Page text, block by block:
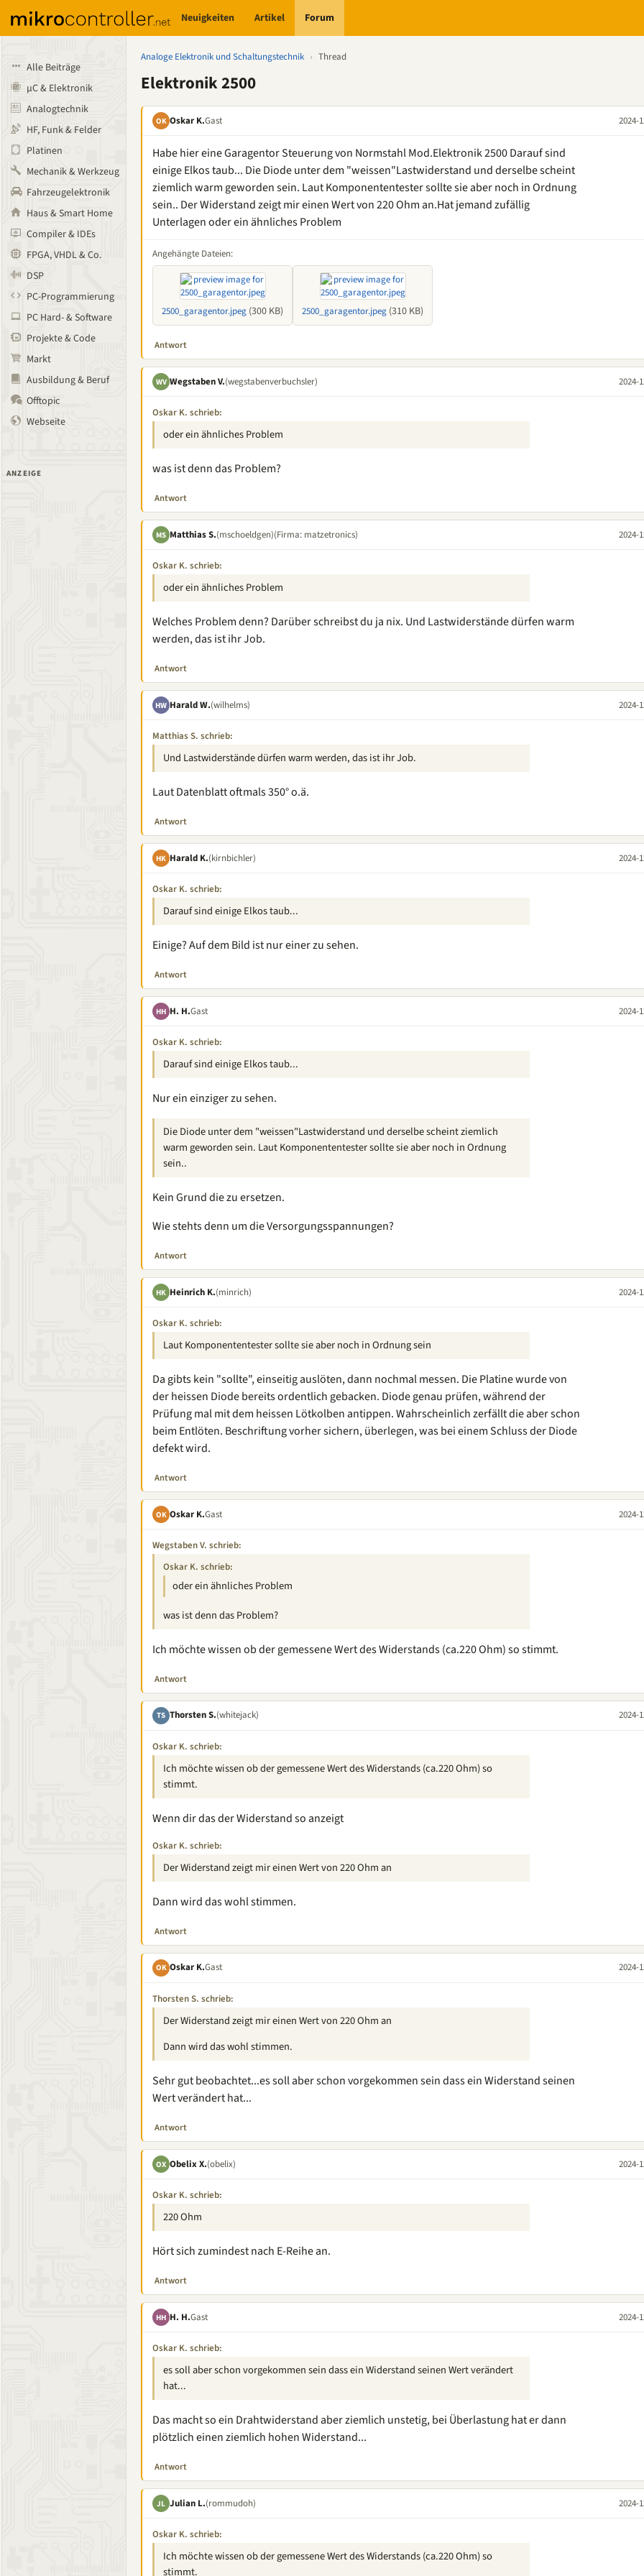
Neuigkeiten Artikel Forum
Alle Beiträge
µC & Elektronik
Analogtechnik
HF, Funk & Felder
Platinen
Mechanik & Werkzeug
Fahrzeugelektronik
Haus & Smart Home
Compiler & IDEs
FPGA, VHDL & Co.
DSP
PC-Programmierung
PC Hard- & Software
Projekte & Code
Markt
Ausbildung & Beruf
Offtopic
Webseite
ANZEIGE
Analoge Elektronik und Schaltungstechnik › Thread
Elektronik 2500
OK Oskar K.Gast 2024-
Habe hier eine Garagentor Steuerung von Normstahl Mod.Elektronik 2500 Darauf sind
einige Elkos taub... Die Diode unter dem "weissen"Lastwiderstand und derselbe scheint
ziemlich warm geworden sein. Laut Komponententester sollte sie aber noch in Ordnung
sein.. Der Widerstand zeigt mir einen Wert von 220 Ohm an.Hat jemand zufällig
Unterlagen oder ein ähnliches Problem
Angehängte Dateien:
2500_garagentor.jpeg (300 KB) 2500_garagentor.jpeg (310 KB)
Antwort
WV Wegstaben V.(wegstabenverbuchsler) 2024-
Oskar K. schrieb:
oder ein ähnliches Problem
was ist denn das Problem?
Antwort
MS Matthias S.(mschoeldgen)(Firma: matzetronics) 2024-
Oskar K. schrieb:
oder ein ähnliches Problem
Welches Problem denn? Darüber schreibst du ja nix. Und Lastwiderstände dürfen warm
werden, das ist ihr Job.
Antwort
HW Harald W.(wilhelms) 2024-
Matthias S. schrieb:
Und Lastwiderstände dürfen warm werden, das ist ihr Job.
Laut Datenblatt oftmals 350° o.ä.
Antwort
HK Harald K.(kirnbichler) 2024-
Oskar K. schrieb:
Darauf sind einige Elkos taub...
Einige? Auf dem Bild ist nur einer zu sehen.
Antwort
HH H. H.Gast 2024-
Oskar K. schrieb:
Darauf sind einige Elkos taub...
Nur ein einziger zu sehen.
Die Diode unter dem "weissen"Lastwiderstand und derselbe scheint ziemlich
warm geworden sein. Laut Komponententester sollte sie aber noch in Ordnung
sein..
Kein Grund die zu ersetzen.
Wie stehts denn um die Versorgungsspannungen?
Antwort
HK Heinrich K.(minrich) 2024-
Oskar K. schrieb:
Laut Komponententester sollte sie aber noch in Ordnung sein
Da gibts kein "sollte", einseitig auslöten, dann nochmal messen. Die Platine wurde von
der heissen Diode bereits ordentlich gebacken. Diode genau prüfen, während der
Prüfung mal mit dem heissen Lötkolben antippen. Wahrscheinlich zerfällt die aber schon
beim Entlöten. Beschriftung vorher sichern, überlegen, was bei einem Schluss der Diode
defekt wird.
Antwort
OK Oskar K.Gast 2024-
Wegstaben V. schrieb:
Oskar K. schrieb:
oder ein ähnliches Problem
was ist denn das Problem?
Ich möchte wissen ob der gemessene Wert des Widerstands (ca.220 Ohm) so stimmt.
Antwort
TS Thorsten S.(whitejack) 2024-
Oskar K. schrieb:
Ich möchte wissen ob der gemessene Wert des Widerstands (ca.220 Ohm) so
stimmt.
Wenn dir das der Widerstand so anzeigt
Oskar K. schrieb:
Der Widerstand zeigt mir einen Wert von 220 Ohm an
Dann wird das wohl stimmen.
Antwort
OK Oskar K.Gast 2024-
Thorsten S. schrieb:
Der Widerstand zeigt mir einen Wert von 220 Ohm an
Dann wird das wohl stimmen.
Sehr gut beobachtet...es soll aber schon vorgekommen sein dass ein Widerstand seinen
Wert verändert hat...
Antwort
OX Obelix X.(obelix) 2024-
Oskar K. schrieb:
220 Ohm
Hört sich zumindest nach E-Reihe an.
Antwort
HH H. H.Gast 2024-
Oskar K. schrieb:
es soll aber schon vorgekommen sein dass ein Widerstand seinen Wert verändert
hat...
Das macht so ein Drahtwiderstand aber ziemlich unstetig, bei Überlastung hat er dann
plötzlich einen ziemlich hohen Widerstand...
Antwort
JL Julian L.(rommudoh) 2024-
Oskar K. schrieb:
Ich möchte wissen ob der gemessene Wert des Widerstands (ca.220 Ohm) so
stimmt.